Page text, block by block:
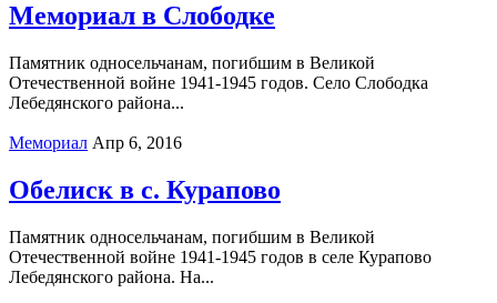
Мемориал в Слободке
Памятник односельчанам, погибшим в Великой
Отечественной войне 1941-1945 годов. Село Слободка
Лебедянского района...
Мемориал Апр 6, 2016
Обелиск в с. Курапово
Памятник односельчанам, погибшим в Великой
Отечественной войне 1941-1945 годов в селе Курапово
Лебедянского района. На...